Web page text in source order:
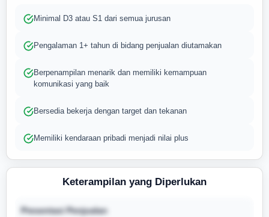
Minimal D3 atau S1 dari semua jurusan
Pengalaman 1+ tahun di bidang penjualan diutamakan
Berpenampilan menarik dan memiliki kemampuan
komunikasi yang baik
Bersedia bekerja dengan target dan tekanan
Memiliki kendaraan pribadi menjadi nilai plus
Keterampilan yang Diperlukan
Presentasi Penjualan